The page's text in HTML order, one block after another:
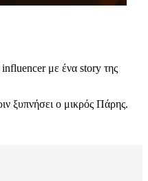
influencer με ένα story της
ξυπνήσει ο μικρός Πάρης.